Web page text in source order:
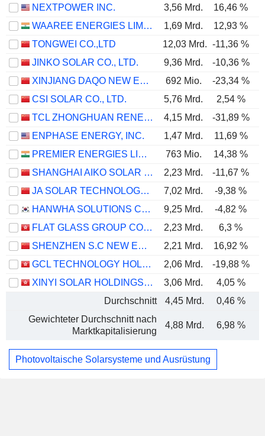
NEXTPOWER INC.
3,56 Mrd. 16,46 %
WAAREE ENERGIES LIMITED
1,69 Mrd. 12,93 %
TONGWEI CO.,LTD
12,03 Mrd. -11,36 %
JINKO SOLAR CO., LTD.
9,36 Mrd. -10,36 %
XINJIANG DAQO NEW ENERGY CO.,LTD.
692 Mio. -23,34 %
CSI SOLAR CO., LTD.
5,76 Mrd. 2,54 %
TCL ZHONGHUAN RENEWABLE ENERGY TECHNOLOGY CO.,LTD.
4,15 Mrd. -31,89 %
ENPHASE ENERGY, INC.
1,47 Mrd. 11,69 %
PREMIER ENERGIES LIMITED
763 Mio. 14,38 %
SHANGHAI AIKO SOLAR ENERGY CO.,LTD.
2,23 Mrd. -11,67 %
JA SOLAR TECHNOLOGY CO., LTD.
7,02 Mrd. -9,38 %
HANWHA SOLUTIONS CORPORATION
9,25 Mrd. -4,82 %
FLAT GLASS GROUP CO., LTD.
2,23 Mrd. 6,3 %
SHENZHEN S.C NEW ENERGY TECHNOLOGY CORPORATION
2,21 Mrd. 16,92 %
GCL TECHNOLOGY HOLDINGS LIMITED
2,06 Mrd. -19,88 %
XINYI SOLAR HOLDINGS LIMITED
3,06 Mrd. 4,05 %
Durchschnitt
4,45 Mrd. 0,46 %
Gewichteter Durchschnitt nach
Marktkapitalisierung
4,88 Mrd. 6,98 %
Photovoltaische Solarsysteme und Ausrüstung